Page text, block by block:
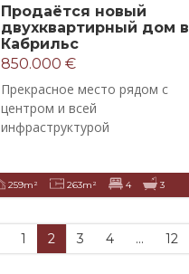
Продаётся новый
двухквартирный дом в
Кабрильс
850.000 €
Прекрасное место рядом с
центром и всей
инфраструктурой
259m² 263m² 4 3
1 2 3 4 ... 12